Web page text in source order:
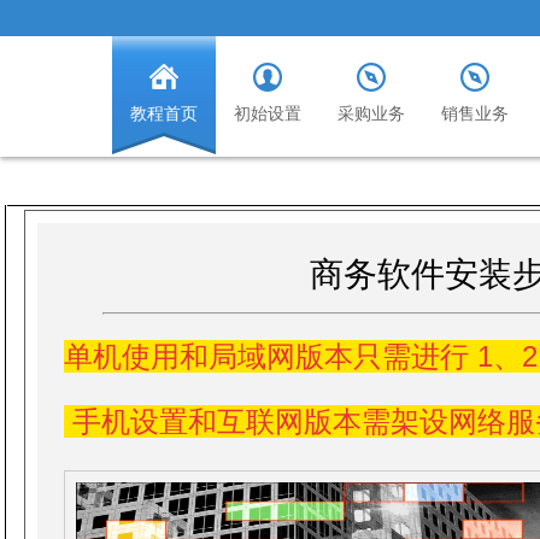
教程首页 初始设置 采购业务 销售业务
商务软件安装
单机使用和局域网版本只需进行 1
手机设置和互联网版本需架设网络